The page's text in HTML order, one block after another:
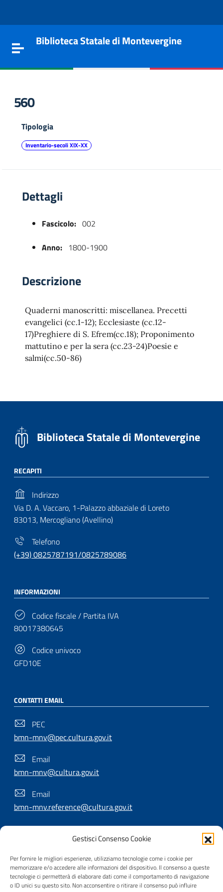
Gestisci Consenso Cookie
Per fornire le migliori esperienze, utilizziamo tecnologie come i cookie per
memorizzare e/o accedere alle informazioni del dispositivo. Il consenso a queste
tecnologie ci permetterà di elaborare dati come il comportamento di navigazione
o ID unici su questo sito. Non acconsentire o ritirare il consenso può influire
Toggle navigation
Biblioteca Statale di Montevergine
560
Tipologia
Inventario-secoli XIX-XX
Dettagli
Fascicolo: 002
Anno: 1800-1900
Descrizione
Quaderni manoscritti: miscellanea. Precetti
evangelici (cc.1-12); Ecclesiaste (cc.12-
17)Preghiere di S. Efrem(cc.18); Proponimento
mattutino e per la sera (cc.23-24)Poesie e
salmi(cc.50-86)
Biblioteca Statale di Montevergine
RECAPITI
Indirizzo
Via D. A. Vaccaro, 1-Palazzo abbaziale di Loreto
83013, Mercogliano (Avellino)
Telefono
(+39) 0825787191/0825789086
INFORMAZIONI
Codice fiscale / Partita IVA
80017380645
Codice univoco
GFD10E
CONTATTI EMAIL
PEC
bmn-mnv@pec.cultura.gov.it
Email
bmn-mnv@cultura.gov.it
Email
bmn-mnv.reference@cultura.gov.it